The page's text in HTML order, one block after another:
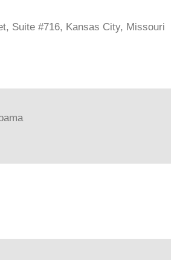
Suite #716, Kansas City, Missouri